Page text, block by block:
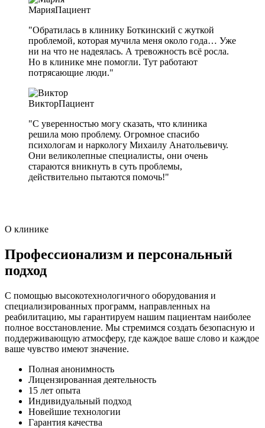
МарияПациент
"Обратилась в клинику Боткинский с жуткой
проблемой, которая мучила меня около года… Уже
ни на что не надеялась. А тревожность всё росла.
Но в клинике мне помогли. Тут работают
потрясающие люди."
ВикторПациент
"С уверенностью могу сказать, что клиника
решила мою проблему. Огромное спасибо
психологам и наркологу Михаилу Анатольевичу.
Они великолепные специалисты, они очень
стараются вникнуть в суть проблемы,
действительно пытаются помочь!"
О клинике
Профессионализм и персональный
подход
С помощью высокотехнологичного оборудования и
специализированных программ, направленных на
реабилитацию, мы гарантируем нашим пациентам наиболее
полное восстановление. Мы стремимся создать безопасную и
поддерживающую атмосферу, где каждое ваше слово и каждое
ваше чувство имеют значение.
Полная анонимность
Лицензированная деятельность
15 лет опыта
Индивидуальный подход
Новейшие технологии
Гарантия качества